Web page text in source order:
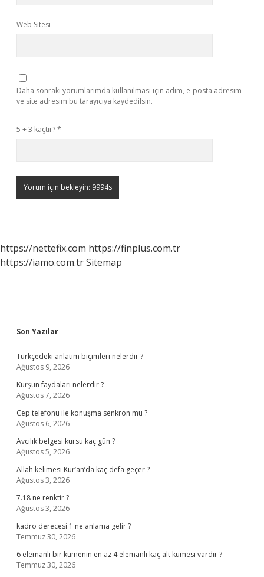
Web Sitesi
Daha sonraki yorumlarımda kullanılması için adım, e-posta adresim
ve site adresim bu tarayıcıya kaydedilsin.
5 + 3 kaçtır?*
https://nettefix.com https://finplus.com.tr
https://iamo.com.trSitemap
Sidebar
Son Yazılar
Türkçedeki anlatım biçimleri nelerdir ?
Ağustos 9, 2026
Kurşun faydaları nelerdir ?
Ağustos 7, 2026
Cep telefonu ile konuşma senkron mu ?
Ağustos 6, 2026
Avcılık belgesi kursu kaç gün ?
Ağustos 5, 2026
Allah kelimesi Kur’an’da kaç defa geçer ?
Ağustos 3, 2026
7.18 ne renktir ?
Ağustos 3, 2026
kadro derecesi 1 ne anlama gelir ?
Temmuz 30, 2026
6 elemanlı bir kümenin en az 4 elemanlı kaç alt kümesi vardır ?
Temmuz 30, 2026